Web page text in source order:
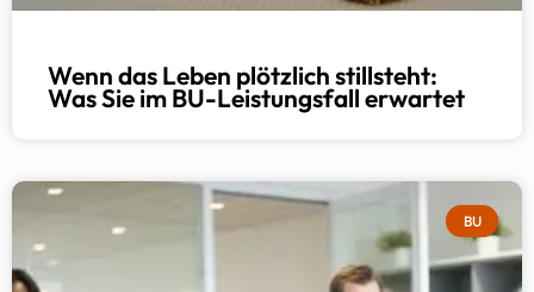
Wenn das Leben plötzlich stillsteht:
Was Sie im BU-Leistungsfall erwartet
BU